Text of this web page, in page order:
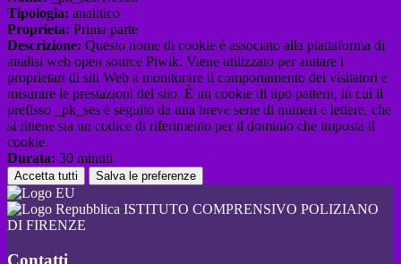
Tipologia: analitico
Proprieta: Prima parte
Descrizione: Questo nome di cookie è associato alla piattaforma di
analisi web open source Piwik. Viene utilizzato per aiutare i
proprietari di siti Web a monitorare il comportamento dei visitatori e
misurare le prestazioni del sito. È un cookie di tipo pattern, in cui il
prefisso _pk_ses è seguito da una breve serie di numeri e lettere, che
si ritiene sia un codice di riferimento per il dominio che imposta il
cookie.
Durata: 30 minuti
Accetta tutti Salva le preferenze
ISTITUTO COMPRENSIVO POLIZIANO
DI FIRENZE
Contatti